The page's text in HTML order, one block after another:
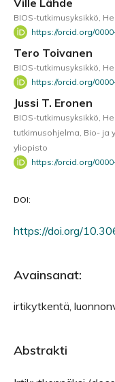
BIOS-tutkimusyksikkö,
https://orcid.org/
Tero Toivanen
BIOS-tutkimusyksikkö,
https://orcid.org/
Jussi T. Eronen
BIOS-tutkimusyksikkö,
tutkimusohjelma, Bio- ja
yliopisto
https://orcid.org/
DOI:
https://doi.org/
Avainsanat:
irtikytkentä,
Abstrakti